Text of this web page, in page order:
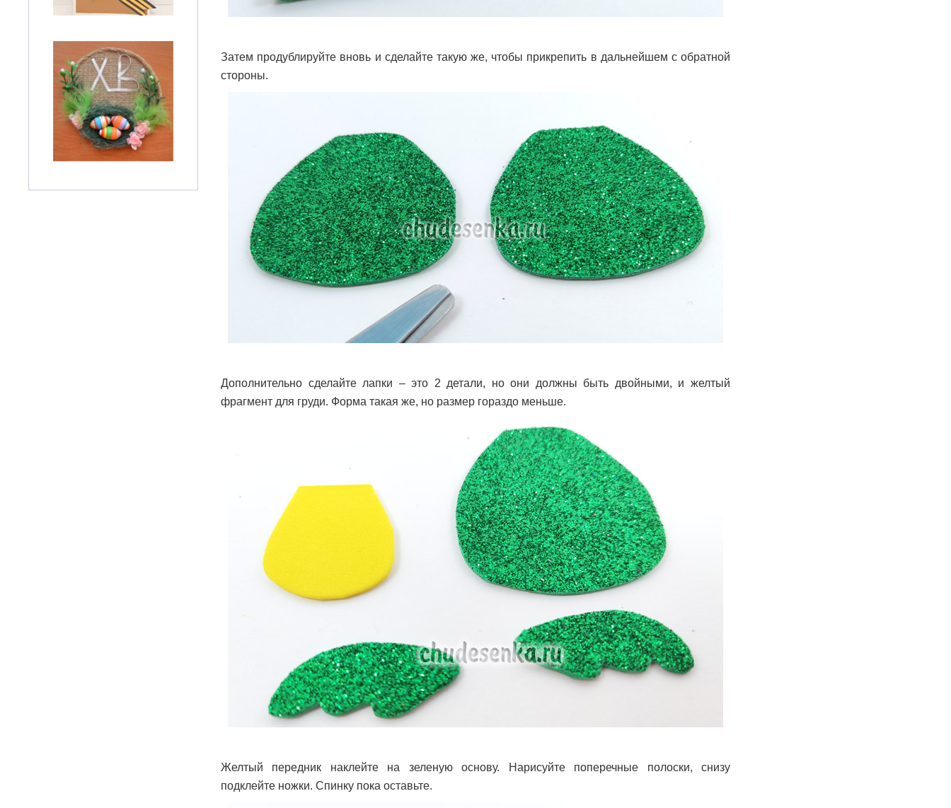
Затем продублируйте вновь и сделайте такую же, чтобы прикрепить в дальнейшем с обратной
стороны.
Дополнительно сделайте лапки – это 2 детали, но они должны быть двойными, и желтый
фрагмент для груди. Форма такая же, но размер гораздо меньше.
Желтый передник наклейте на зеленую основу. Нарисуйте поперечные полоски, снизу
подклейте ножки. Спинку пока оставьте.